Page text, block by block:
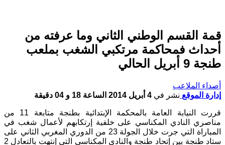
قمة القسم الوطني الثاني وما عرفته من
أحداث فمحاكمة مرتكبي الشغب بملعب
طنجة 9 أبريل الحالي
أصداء الملاعب
إدارة الموقع نشر في 4 أبريل 2014 الساعة 18 و 04 دقيقة
قررت النيابة العامة بالمحكمة الإبتدائية بطنجة متابعة 11 من
مناصري النادي المكناسي على خلفية إرتكابهم لأعمال شغب في
المباراة التي جرت خلال الجولة 23 من الدوري المغربي الثاني على
ستاد طنجة بين إتحاد طنجة والنادي المكناسي التي إنتهت بالتعادل 2